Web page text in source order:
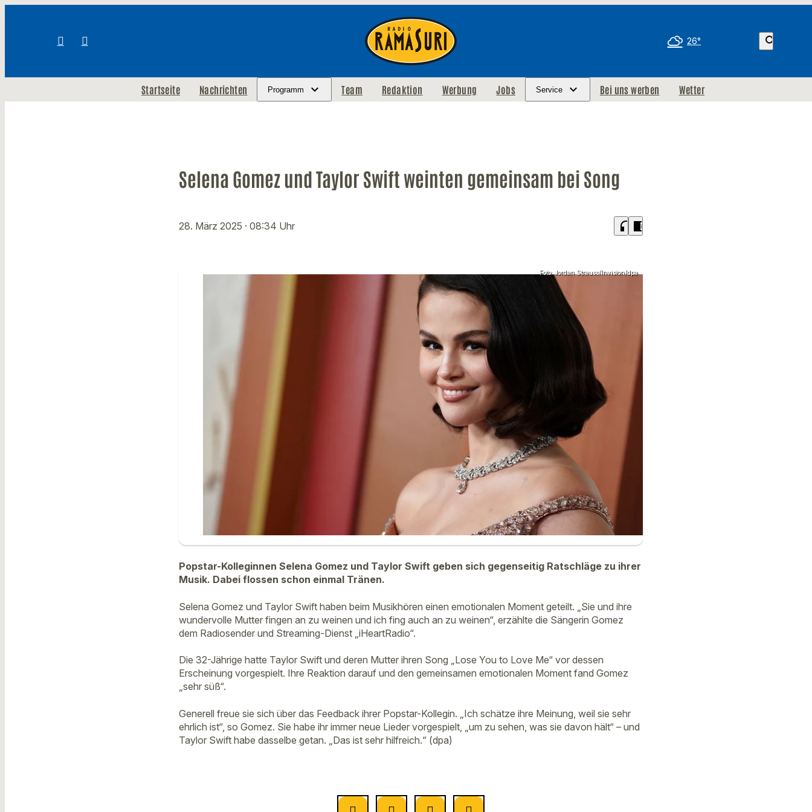
26° search
Startseite Nachrichten Programm Team Redaktion Werbung Jobs Service Bei uns werben Wetter
Selena Gomez und Taylor Swift weinten gemeinsam bei Song
28. März 2025 · 08:34 Uhr headphones chrome_reader_mode
Foto: Jordan Strauss/Invision/dpa
Popstar-Kolleginnen Selena Gomez und Taylor Swift geben sich gegenseitig Ratschläge zu ihrer
Musik. Dabei flossen schon einmal Tränen.
Selena Gomez und Taylor Swift haben beim Musikhören einen emotionalen Moment geteilt. „Sie und ihre
wundervolle Mutter fingen an zu weinen und ich fing auch an zu weinen“, erzählte die Sängerin Gomez
dem Radiosender und Streaming-Dienst „iHeartRadio“.
Die 32-Jährige hatte Taylor Swift und deren Mutter ihren Song „Lose You to Love Me“ vor dessen
Erscheinung vorgespielt. Ihre Reaktion darauf und den gemeinsamen emotionalen Moment fand Gomez
„sehr süß“.
Generell freue sie sich über das Feedback ihrer Popstar-Kollegin. „Ich schätze ihre Meinung, weil sie sehr
ehrlich ist“, so Gomez. Sie habe ihr immer neue Lieder vorgespielt, „um zu sehen, was sie davon hält“ – und
Taylor Swift habe dasselbe getan. „Das ist sehr hilfreich.“ (dpa)